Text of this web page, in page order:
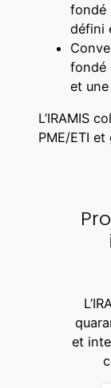
fondé
défini
fondé
et
L’IRAMIS
PME/ETI
et